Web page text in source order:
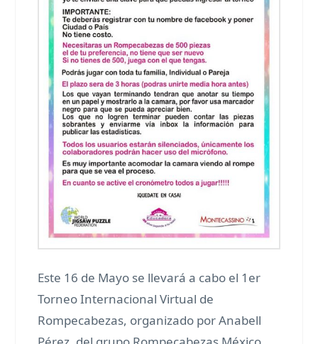
Este 16 de Mayo se llevará a cabo el 1er
Torneo Internacional Virtual de
Rompecabezas, organizado por Anabell